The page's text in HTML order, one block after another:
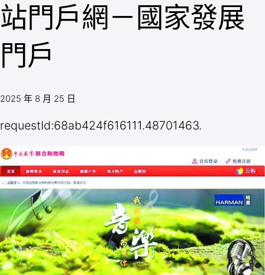
站門戶網－國家發展
門戶
2025 年 8 月 25 日
requestId:68ab424f616111.48701463.